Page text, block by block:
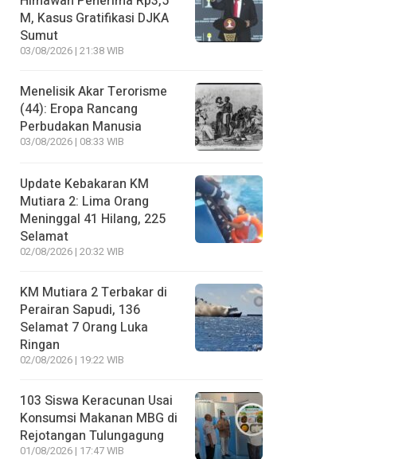
M, Kasus Gratifikasi DJKA
Sumut
03/08/2026 | 21:38 WIB
Menelisik Akar Terorisme
(44): Eropa Rancang
Perbudakan Manusia
03/08/2026 | 08:33 WIB
Update Kebakaran KM
Mutiara 2: Lima Orang
Meninggal 41 Hilang, 225
Selamat
02/08/2026 | 20:32 WIB
KM Mutiara 2 Terbakar di
Perairan Sapudi, 136
Selamat 7 Orang Luka
Ringan
02/08/2026 | 19:22 WIB
103 Siswa Keracunan Usai
Konsumsi Makanan MBG di
Rejotangan Tulungagung
01/08/2026 | 17:47 WIB